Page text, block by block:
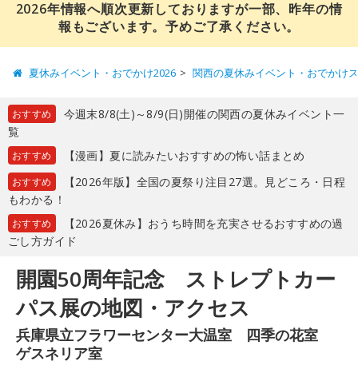
2026年情報へ順次更新しておりますが一部、昨年の情
報もございます。予めご了承ください。
夏休みイベント・おでかけ2026 関西の夏休みイベント・おでかけ
おすすめ
今週末8/8(土)～8/9(日)開催の関西の夏休みイベント一
覧
おすすめ 【漫画】夏に読みたいおすすめの怖い話まとめ
おすすめ
【2026年版】全国の夏祭り注目27選。見どころ・日程
もわかる！
おすすめ
【2026夏休み】おうち時間を充実させるおすすめの過
ごし方ガイド
開園50周年記念 ストレプトカー
パス展の地図・アクセス
兵庫県立フラワーセンター大温室 四季の花室
ゲスネリア室